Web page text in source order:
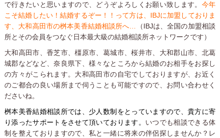
で行きたいと思いますので、どうぞよろしくお願い致します。 今年
こそ結婚したい！結婚するぞー！！って方は、IBJに加盟しておりま
す、大和高田市の桝本美香結婚相談所へ… （IBJは、全国の加盟相談
所とその会員をつなぐ日本最大級の結婚相談所ネットワークです）
大和高田市、香芝市、橿原市、葛城市、桜井市、大和郡山市、北葛
城郡などなど、奈良県下、様々なところから結婚のお相手をお探し
の方々がこられます。大和高田市の自宅でしておりますが、お近く
のご都合の良い場所まで伺うことも可能ですので、お問い合わせく
ださいね。
桝本美香結婚相談所では、少人数制をとっていますので、貴方に寄
り添ったサポートをさせて頂いております。 いつでも相談できる体
制を整えておりますので、私と一緒に将来の伴侶探しませんか？レ